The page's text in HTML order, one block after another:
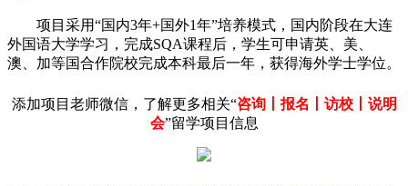
项目采用“国内3年+国外1年”培养模式，国内阶段在大连
外国语大学学习，完成SQA课程后，学生可申请英、美、
澳、加等国合作院校完成本科最后一年，获得海外学士学位。
添加项目老师微信，了解更多相关“咨询丨报名丨访校丨说明
会”留学项目信息